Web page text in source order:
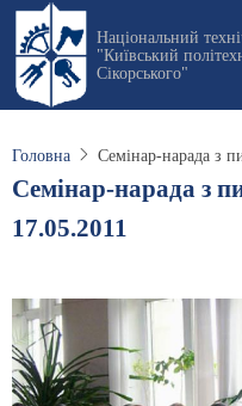
Перейти
основного
вмісту
Національний
"Київський
Сікорського"
Головна Семінар-нарада з
Семінар-нарада з
17.05.2011